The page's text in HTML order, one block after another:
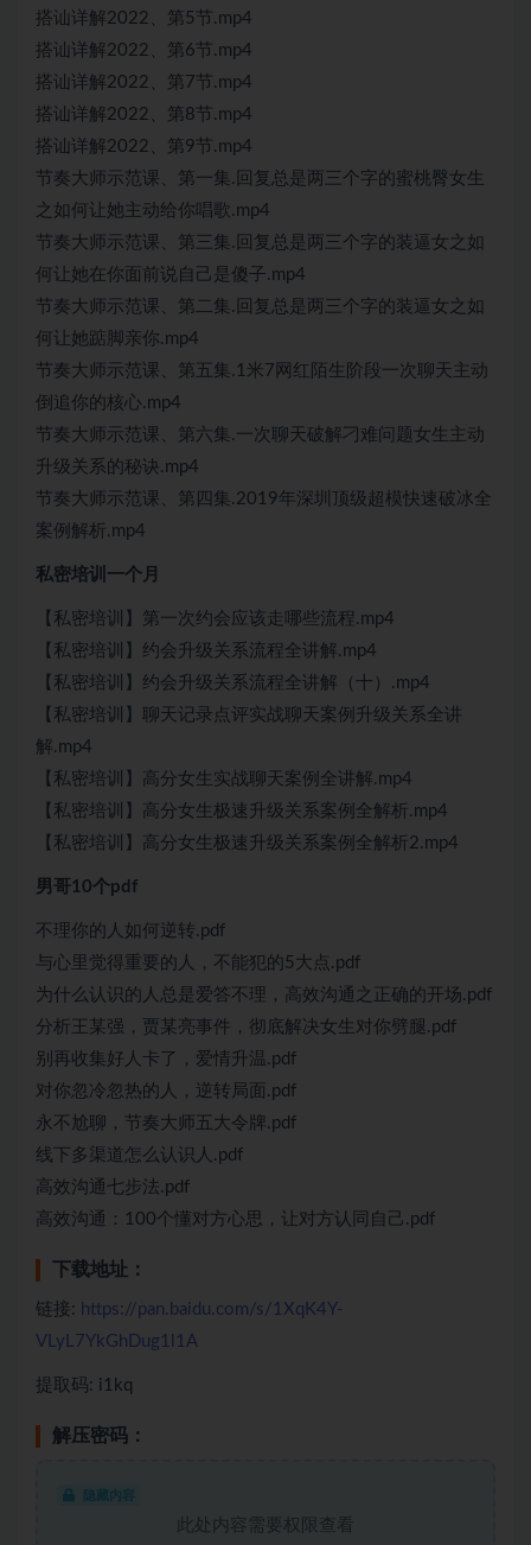
搭讪详解2022、第5节.mp4
搭讪详解2022、第6节.mp4
搭讪详解2022、第7节.mp4
搭讪详解2022、第8节.mp4
搭讪详解2022、第9节.mp4
节奏大师示范课、第一集.回复总是两三个字的蜜桃臀女生
之如何让她主动给你唱歌.mp4
节奏大师示范课、第三集.回复总是两三个字的装逼女之如
何让她在你面前说自己是傻子.mp4
节奏大师示范课、第二集.回复总是两三个字的装逼女之如
何让她踮脚亲你.mp4
节奏大师示范课、第五集.1米7网红陌生阶段一次聊天主动
倒追你的核心.mp4
节奏大师示范课、第六集.一次聊天破解刁难问题女生主动
升级关系的秘诀.mp4
节奏大师示范课、第四集.2019年深圳顶级超模快速破冰全
案例解析.mp4
私密培训一个月
【私密培训】第一次约会应该走哪些流程.mp4
【私密培训】约会升级关系流程全讲解.mp4
【私密培训】约会升级关系流程全讲解（十）.mp4
【私密培训】聊天记录点评实战聊天案例升级关系全讲
解.mp4
【私密培训】高分女生实战聊天案例全讲解.mp4
【私密培训】高分女生极速升级关系案例全解析.mp4
【私密培训】高分女生极速升级关系案例全解析2.mp4
男哥10个pdf
不理你的人如何逆转.pdf
与心里觉得重要的人，不能犯的5大点.pdf
为什么认识的人总是爱答不理，高效沟通之正确的开场.pdf
分析王某强，贾某亮事件，彻底解决女生对你劈腿.pdf
别再收集好人卡了，爱情升温.pdf
对你忽冷忽热的人，逆转局面.pdf
永不尬聊，节奏大师五大令牌.pdf
线下多渠道怎么认识人.pdf
高效沟通七步法.pdf
高效沟通：100个懂对方心思，让对方认同自己.pdf
下载地址：
链接: https://pan.baidu.com/s/1XqK4Y-
VLyL7YkGhDug1l1A
提取码: i1kq
解压密码：
隐藏内容
此处内容需要权限查看